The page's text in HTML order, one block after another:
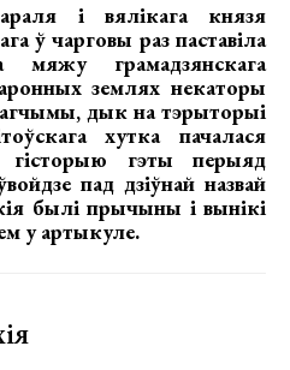
і вялікага князя
ў чарговы раз паставіла
грамадзянскага
землях некаторы
дык на тэрыторыі
хутка пачалася
гісторыю гэты перыяд
пад дзіўнай назвай
былі прычыны і вынікі
у артыкуле.